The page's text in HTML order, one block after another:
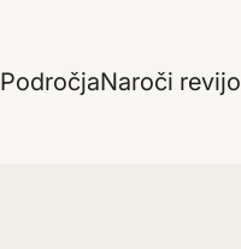
PodročjaNaroči revijo